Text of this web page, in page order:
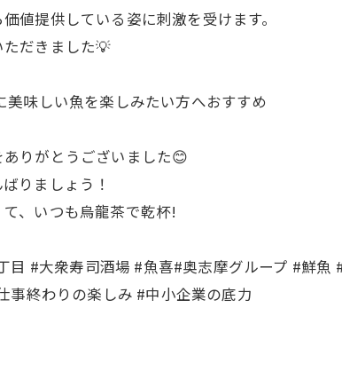
値提供している姿に刺激を受けます。
だきました💡
美味しい魚を楽しみたい方へおすすめ
りがとうございました😊
りましょう！
、いつも烏龍茶で乾杯!
目 #大衆寿司酒場 #魚喜#奥志摩グループ #鮮魚
事終わりの楽しみ #中小企業の底力